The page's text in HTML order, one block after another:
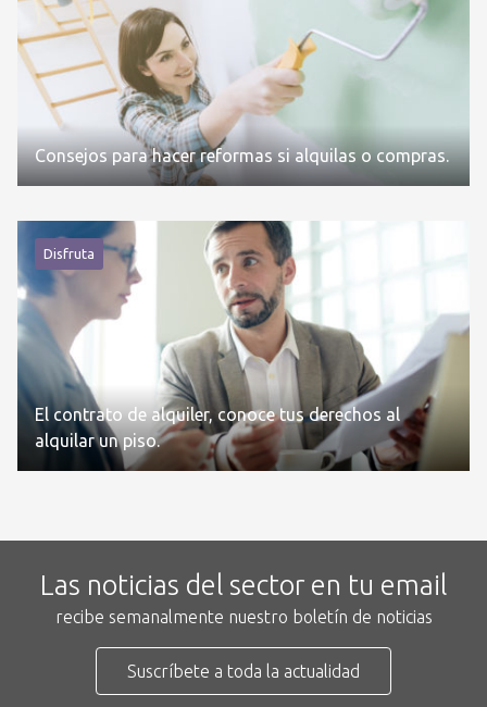
Consejos para hacer reformas si alquilas o compras.
Disfruta
El contrato de alquiler, conoce tus derechos al
alquilar un piso.
Las noticias del sector en tu email
recibe semanalmente nuestro boletín de noticias
Suscríbete a toda la actualidad